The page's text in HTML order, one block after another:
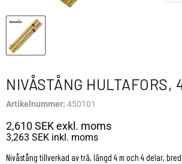
NIVÅSTÅNG HULTAFORS,
Artikelnummer: 450101
2,610 SEKexkl. moms
3,263 SEK inkl. moms
Nivåstång tillverkad av trä, längd 4 m och 4 delar,